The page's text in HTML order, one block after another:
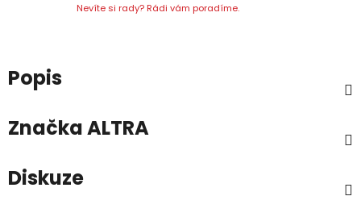
Nevíte si rady? Rádi vám poradíme.
Popis
ZnačkaALTRA
Diskuze